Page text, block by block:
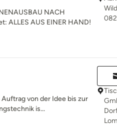
NACH
ALLES AUS EINER HAND!
von der Idee bis zur
is...